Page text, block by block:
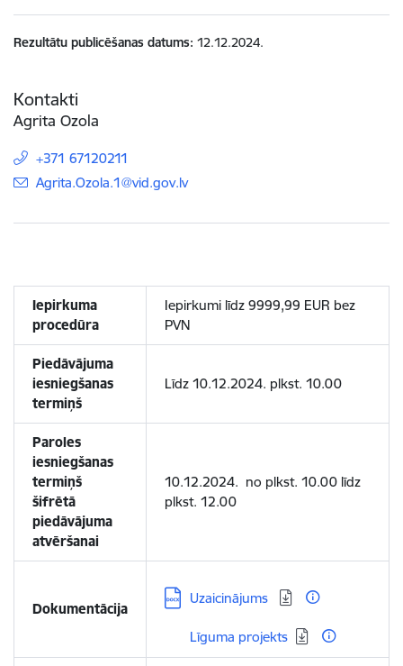
Rezultātu publicēšanas datums 12.12.2024.
Kontakti
Agrita Ozola
+371 67120211
E-pasts:
Agrita.Ozola.1@vid.gov.lv
Iepirkuma
procedūra
Iepirkumi līdz 9999,99 EUR bez
PVN
Piedāvājuma
iesniegšanas
termiņš
Līdz 10.12.2024. plkst. 10.00
Paroles
iesniegšanas
termiņš
šifrētā
piedāvājuma
atvēršanai
10.12.2024. no plkst. 10.00 līdz
plkst. 12.00
Dokumentācija
Lejupielādēt:
Uzaicinājums
Lejupielādēt:
Līguma projekts